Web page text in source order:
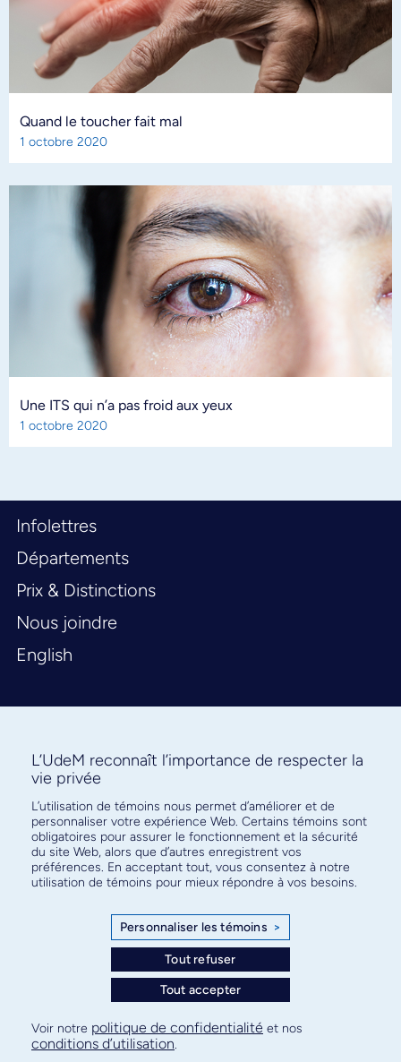
Quand le toucher fait mal
1 octobre 2020
Une ITS qui n’a pas froid aux yeux
1 octobre 2020
Infolettres
Départements
Prix & Distinctions
Nous joindre
English
Abonnez-vous à notre infolettre
pour connaître l’actualité facultaire
Plan de site
Confidentialité
L’UdeM reconnaît l’importance de respecter la
vie privée
L’utilisation de témoins nous permet d’améliorer et de
personnaliser votre expérience Web. Certains témoins sont
obligatoires pour assurer le fonctionnement et la sécurité
du site Web, alors que d’autres enregistrent vos
préférences. En acceptant tout, vous consentez à notre
utilisation de témoins pour mieux répondre à vos besoins.
Personnaliser les témoins >
Tout refuser
Tout accepter
Voir notre politique de confidentialité et nos
conditions d’utilisation.